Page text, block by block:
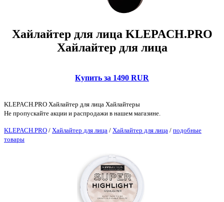
Хайлайтер для лица KLEPACH.PRO
Хайлайтер для лица
Купить за 1490 RUR
KLEPACH.PRO Хайлайтер для лица Хайлайтеры
Не пропускайте акции и распродажи в нашем магазине.
KLEPACH.PRO / Хайлайтер для лица / Хайлайтер для лица / подобные
товары